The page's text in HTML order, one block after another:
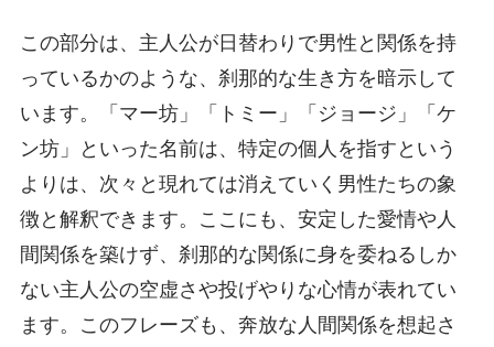
この部分は、主人公が日替わりで男性と関係を持
っているかのような、刹那的な生き方を暗示して
います。「マー坊」「トミー」「ジョージ」「ケ
ン坊」といった名前は、特定の個人を指すという
よりは、次々と現れては消えていく男性たちの象
徴と解釈できます。ここにも、安定した愛情や人
間関係を築けず、刹那的な関係に身を委ねるしか
ない主人公の空虚さや投げやりな心情が表れてい
ます。このフレーズも、奔放な人間関係を想起さ